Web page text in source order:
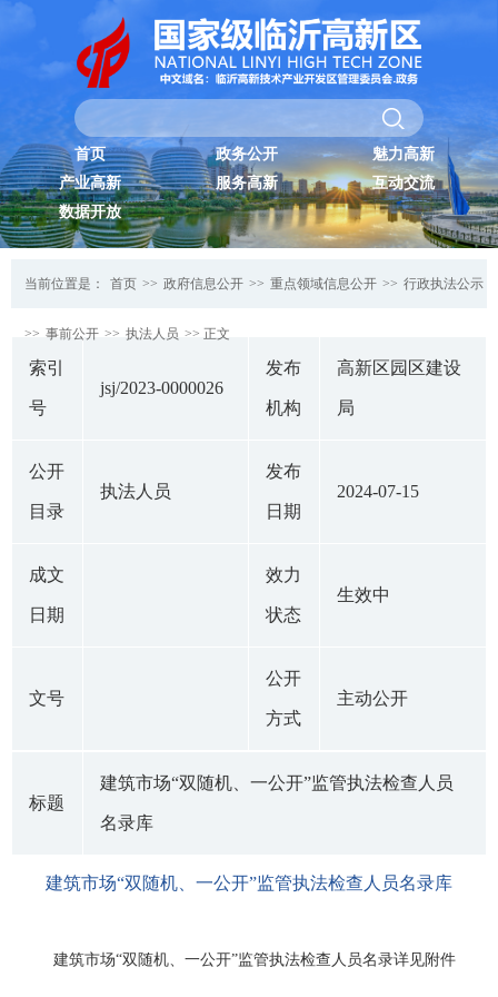
首页 政务公开
魅力高新
产业高新
服务高新
互动交流
数据开放
当前位置是： 首页 >> 政府信息公开 >> 重点领域信息公开 >> 行政执法公示
>> 事前公开 >> 执法人员 >> 正文
索引
号
jsj/2023-0000026
发布
机构
高新区园区建设
局
公开
目录
执法人员
发布
日期
2024-07-15
成文
日期
效力
状态
生效中
文号
公开
方式
主动公开
标题
建筑市场“双随机、一公开”监管执法检查人员
名录库
建筑市场“双随机、一公开”监管执法检查人员名录库
建筑市场“双随机、一公开”监管执法检查人员名录详见附件